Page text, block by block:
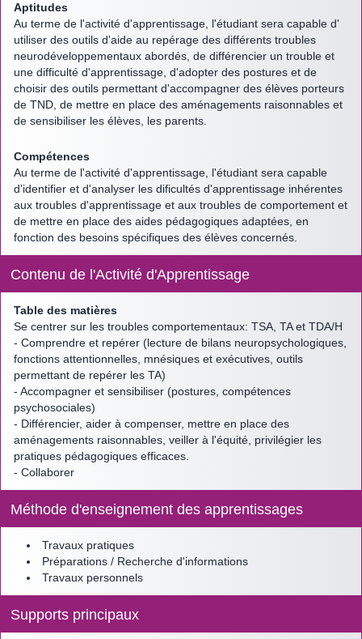
Aptitudes
Au terme de l'activité d'apprentissage, l'étudiant sera capable d'
utiliser des outils d'aide au repérage des différents troubles
neurodéveloppementaux abordés, de différencier un trouble et
une difficulté d'apprentissage, d'adopter des postures et de
choisir des outils permettant d'accompagner des élèves porteurs
de TND, de mettre en place des aménagements raisonnables et
de sensibiliser les élèves, les parents.
Compétences
Au terme de l'activité d'apprentissage, l'étudiant sera capable
d'identifier et d'analyser les dificultés d'apprentissage inhérentes
aux troubles d'apprentissage et aux troubles de comportement et
de mettre en place des aides pédagogiques adaptées, en
fonction des besoins spécifiques des élèves concernés.
Contenu de l'Activité d'Apprentissage
Table des matières
Se centrer sur les troubles comportementaux: TSA, TA et TDA/H
- Comprendre et repérer (lecture de bilans neuropsychologiques,
fonctions attentionnelles, mnésiques et exécutives, outils
permettant de repérer les TA)
- Accompagner et sensibiliser (postures, compétences
psychosociales)
- Différencier, aider à compenser, mettre en place des
aménagements raisonnables, veiller à l'équité, privilégier les
pratiques pédagogiques efficaces.
- Collaborer
Méthode d'enseignement des apprentissages
Travaux pratiques
Préparations / Recherche d'informations
Travaux personnels
Supports principaux